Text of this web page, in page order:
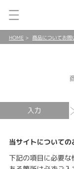
HOME 商品についてお問
入力
当サイトについて
下記の項目に必要